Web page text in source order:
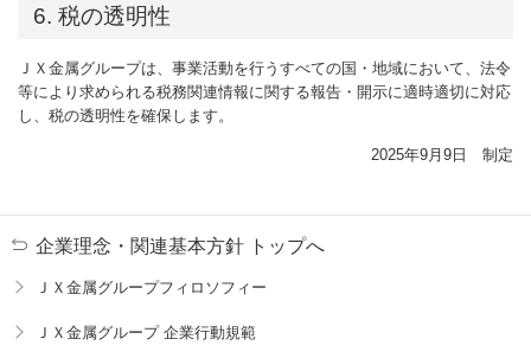
6. 税の透明性
ＪＸ金属グループは、事業活動を行うすべての国・地域において、法令
等により求められる税務関連情報に関する報告・開示に適時適切に対応
し、税の透明性を確保します。
2025年9月9日 制定
企業理念・関連基本方針 トップへ
ＪＸ金属グループフィロソフィー
ＪＸ金属グループ 企業行動規範